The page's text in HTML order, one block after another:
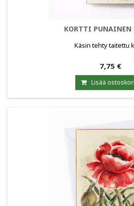
KORTTI PUNAINEN
Käsin tehty taitettu
7,75 €
Lisää